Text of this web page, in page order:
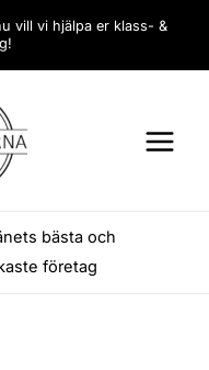
vill vi hjälpa er klass- &